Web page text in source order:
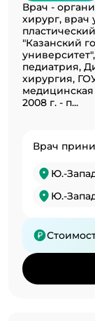
Врач -
хирург, врач
"Казанский
педиатрия,
хирургия,
медицинская
2008 г. - п...
Врач
Ю.-
Ю.-